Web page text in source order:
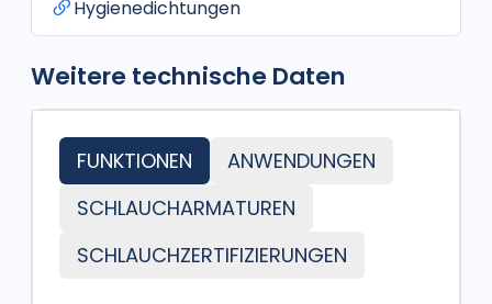
Hygienedichtungen
Weitere technische Daten
FUNKTIONEN
ANWENDUNGEN
SCHLAUCHARMATUREN
SCHLAUCHZERTIFIZIERUNGEN